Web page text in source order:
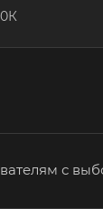
с